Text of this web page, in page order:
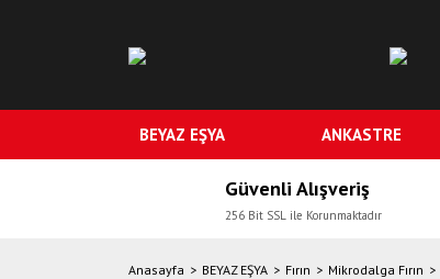
BEYAZ EŞYA ANKASTRE
Güvenli Alışveriş
256 Bit SSL ile Korunmaktadır
Anasayfa BEYAZ EŞYA Fırın Mikrodalga Fırın